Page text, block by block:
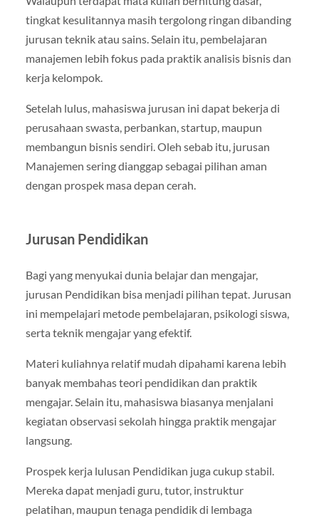
tingkat kesulitannya masih tergolong ringan dibanding
jurusan teknik atau sains. Selain itu, pembelajaran
manajemen lebih fokus pada praktik analisis bisnis dan
kerja kelompok.
Setelah lulus, mahasiswa jurusan ini dapat bekerja di
perusahaan swasta, perbankan, startup, maupun
membangun bisnis sendiri. Oleh sebab itu, jurusan
Manajemen sering dianggap sebagai pilihan aman
dengan prospek masa depan cerah.
Jurusan Pendidikan
Bagi yang menyukai dunia belajar dan mengajar,
jurusan Pendidikan bisa menjadi pilihan tepat. Jurusan
ini mempelajari metode pembelajaran, psikologi siswa,
serta teknik mengajar yang efektif.
Materi kuliahnya relatif mudah dipahami karena lebih
banyak membahas teori pendidikan dan praktik
mengajar. Selain itu, mahasiswa biasanya menjalani
kegiatan observasi sekolah hingga praktik mengajar
langsung.
Prospek kerja lulusan Pendidikan juga cukup stabil.
Mereka dapat menjadi guru, tutor, instruktur
pelatihan, maupun tenaga pendidik di lembaga